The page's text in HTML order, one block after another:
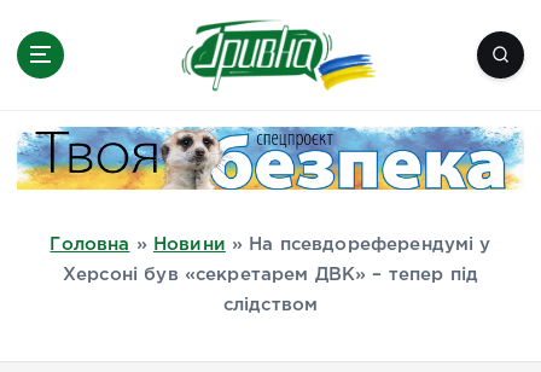
Миколаїв, Одеса, Мелітополь
Головна » Новини »
На псевдореферендумі у
Херсоні був «секретарем ДВК» – тепер під
слідством